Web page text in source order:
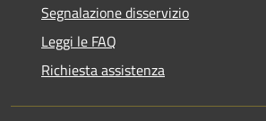
Segnalazione disservizio
Leggi le FAQ
Richiesta assistenza